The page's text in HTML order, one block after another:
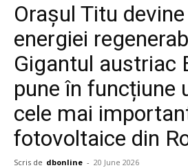
Orașul Titu
energiei
Gigantul austriac
pune în funcțiune
cele mai
fotovoltaice din
Scris de dbonline - 20 June 2026